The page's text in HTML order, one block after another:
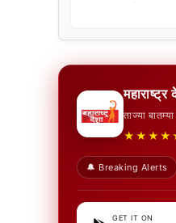
ताज्या
🔔 Breaking Alerts
GET IT ON